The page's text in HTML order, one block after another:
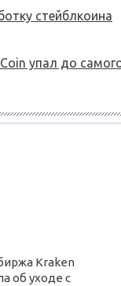
стейблкоина
упал до
Kraken
об уходе с